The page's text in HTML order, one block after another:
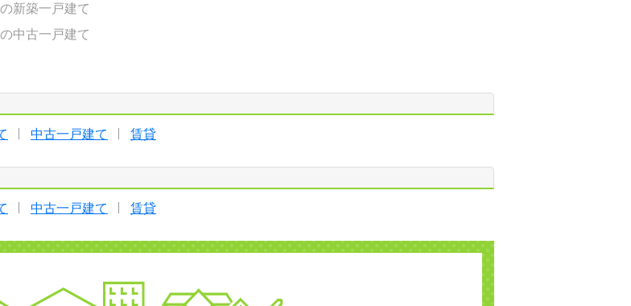
新築一戸建て
中古一戸建て
中古一戸建て 賃貸
中古一戸建て 賃貸